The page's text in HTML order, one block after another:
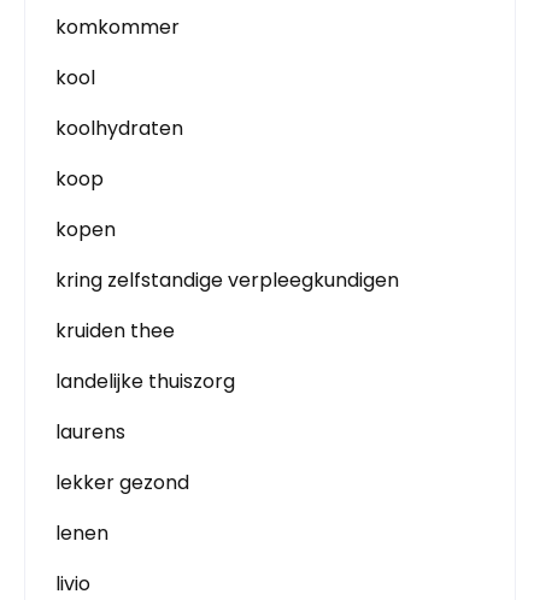
komkommer
kool
koolhydraten
koop
kopen
kring zelfstandige verpleegkundigen
kruiden thee
landelijke thuiszorg
laurens
lekker gezond
lenen
livio